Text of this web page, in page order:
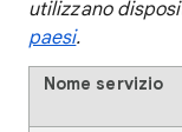
utilizzano
paesi.
Nome servizio